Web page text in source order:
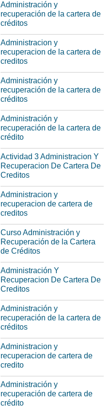
Administración y
recuperación de la cartera de
créditos
Administracion y
recuperacion de la cartera de
creditos
Administración y
recuperación de la cartera de
créditos
Administración y
recuperación de la cartera de
crédito
Actividad 3 Administracion Y
Recuperacion De Cartera De
Creditos
Administracion y
recuperacion de cartera de
creditos
Curso Administración y
Recuperación de la Cartera
de Créditos
Administración Y
Recuperacion De Cartera De
Creditos
Administración y
recuperación de la cartera de
créditos
Administracion y
recuperacion de cartera de
credito
Administración y
recuperación de cartera de
crédito